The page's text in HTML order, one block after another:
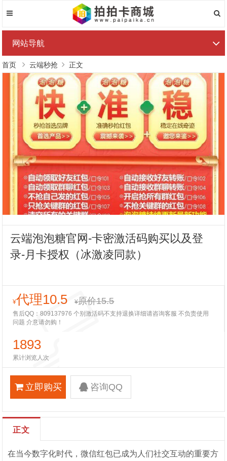
网站导航
首页 云端秒抢 正文
云端泡泡糖官网-卡密激活码购买以及登
录-月卡授权（冰激凌同款）
¥代理10.5 ¥原价15.5
售后QQ：809137976 个别激活码不支持退换详细请咨询客服 不负责使用
问题 介意请勿购！
1893
累计浏览人次
立即购买 咨询QQ
正文
在当今数字化时代，微信红包已成为人们社交互动的重要方